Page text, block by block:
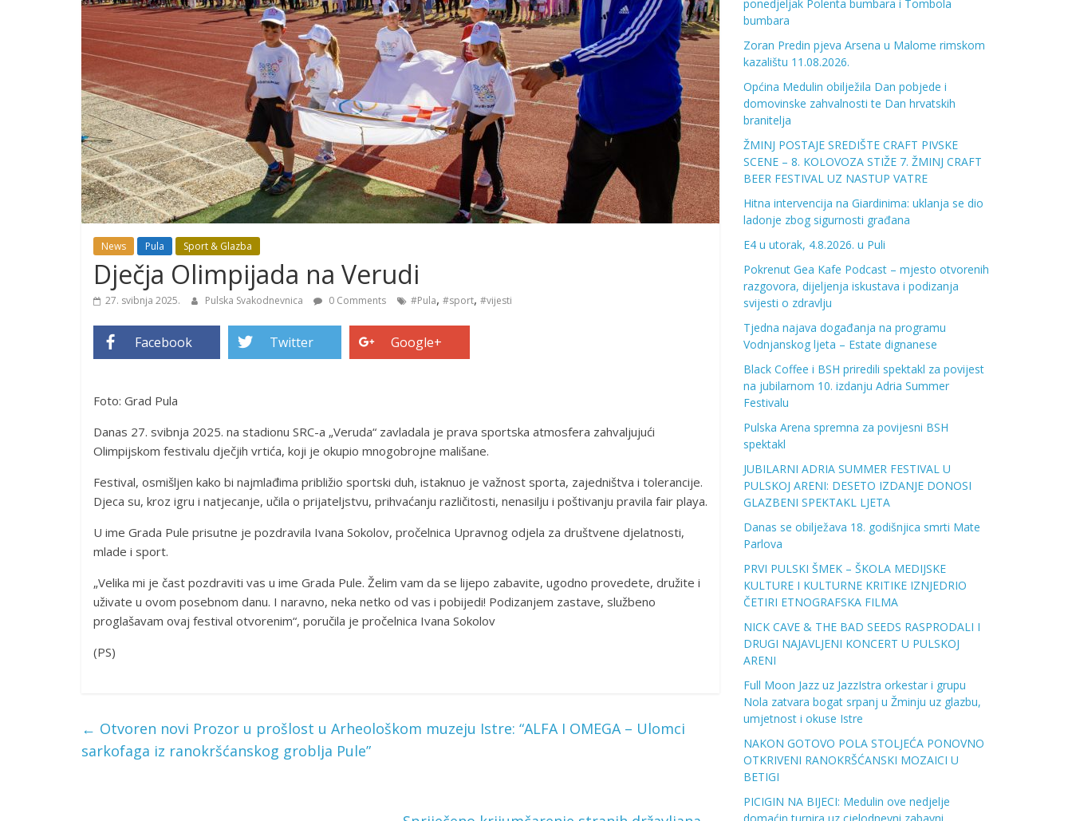
News Pula Sport & Glazba
Dječja Olimpijada na Verudi
27. svibnja 2025. Pulska Svakodnevnica 0 Comments #Pula, #sport, #vijesti
Facebook Twitter Google+
Foto: Grad Pula
Danas 27. svibnja 2025. na stadionu SRC-a „Veruda“ zavladala je prava sportska atmosfera zahvaljujući
Olimpijskom festivalu dječjih vrtića, koji je okupio mnogobrojne mališane.
Festival, osmišljen kako bi najmlađima približio sportski duh, istaknuo je važnost sporta, zajedništva i tolerancije.
Djeca su, kroz igru i natjecanje, učila o prijateljstvu, prihvaćanju različitosti, nenasilju i poštivanju pravila fair playa.
U ime Grada Pule prisutne je pozdravila Ivana Sokolov, pročelnica Upravnog odjela za društvene djelatnosti,
mlade i sport.
„Velika mi je čast pozdraviti vas u ime Grada Pule. Želim vam da se lijepo zabavite, ugodno provedete, družite i
uživate u ovom posebnom danu. I naravno, neka netko od vas i pobijedi! Podizanjem zastave, službeno
proglašavam ovaj festival otvorenim“, poručila je pročelnica Ivana Sokolov
(PS)
← Otvoren novi Prozor u prošlost u Arheološkom muzeju Istre: “ALFA I OMEGA – Ulomci
sarkofaga iz ranokršćanskog groblja Pule”
ponedjeljak Polenta bumbara i Tombola
bumbara
Zoran Predin pjeva Arsena u Malome rimskom
kazalištu 11.08.2026.
Općina Medulin obilježila Dan pobjede i
domovinske zahvalnosti te Dan hrvatskih
branitelja
ŽMINJ POSTAJE SREDIŠTE CRAFT PIVSKE
SCENE – 8. KOLOVOZA STIŽE 7. ŽMINJ CRAFT
BEER FESTIVAL UZ NASTUP VATRE
Hitna intervencija na Giardinima: uklanja se dio
ladonje zbog sigurnosti građana
E4 u utorak, 4.8.2026. u Puli
Pokrenut Gea Kafe Podcast – mjesto otvorenih
razgovora, dijeljenja iskustava i podizanja
svijesti o zdravlju
Tjedna najava događanja na programu
Vodnjanskog ljeta – Estate dignanese
Black Coffee i BSH priredili spektakl za povijest
na jubilarnom 10. izdanju Adria Summer
Festivalu
Pulska Arena spremna za povijesni BSH
spektakl
JUBILARNI ADRIA SUMMER FESTIVAL U
PULSKOJ ARENI: DESETO IZDANJE DONOSI
GLAZBENI SPEKTAKL LJETA
Danas se obilježava 18. godišnjica smrti Mate
Parlova
PRVI PULSKI ŠMEK – ŠKOLA MEDIJSKE
KULTURE I KULTURNE KRITIKE IZNJEDRIO
ČETIRI ETNOGRAFSKA FILMA
NICK CAVE & THE BAD SEEDS RASPRODALI I
DRUGI NAJAVLJENI KONCERT U PULSKOJ
ARENI
Full Moon Jazz uz JazzIstra orkestar i grupu
Nola zatvara bogat srpanj u Žminju uz glazbu,
umjetnost i okuse Istre
NAKON GOTOVO POLA STOLJEĆA PONOVNO
OTKRIVENI RANOKRŠĆANSKI MOZAICI U
BETIGI
PICIGIN NA BIJECI: Medulin ove nedjelje